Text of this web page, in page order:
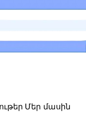
Մեր մասին